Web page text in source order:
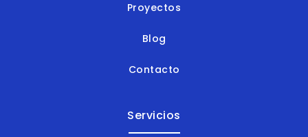
Proyectos
Blog
Contacto
Servicios